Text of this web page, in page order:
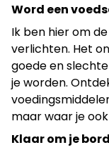
Word een
Ik ben hier om
verlichten. Het
goede en
je worden.
maar waar je
Klaar om je